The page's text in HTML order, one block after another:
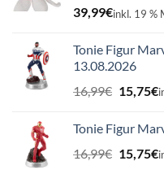
39,99€inkl. 19 %
Tonie Figur
13.08.2026
16,99€
Preis
16,99€
15,75€
Tonie Figur
16,99€
Preis
15,75€